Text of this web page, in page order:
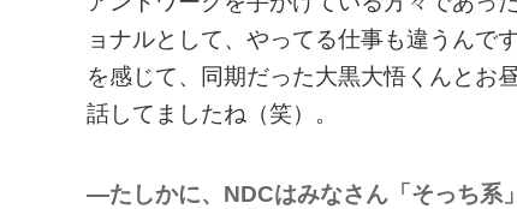
ョナルとして、やってる仕事も違うんで
を感じて、同期だった大黒大悟くんと
話してましたね（笑）。
—たしかに、NDCはみなさん「そっち系